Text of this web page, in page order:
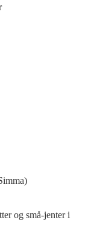
og små-jenter i